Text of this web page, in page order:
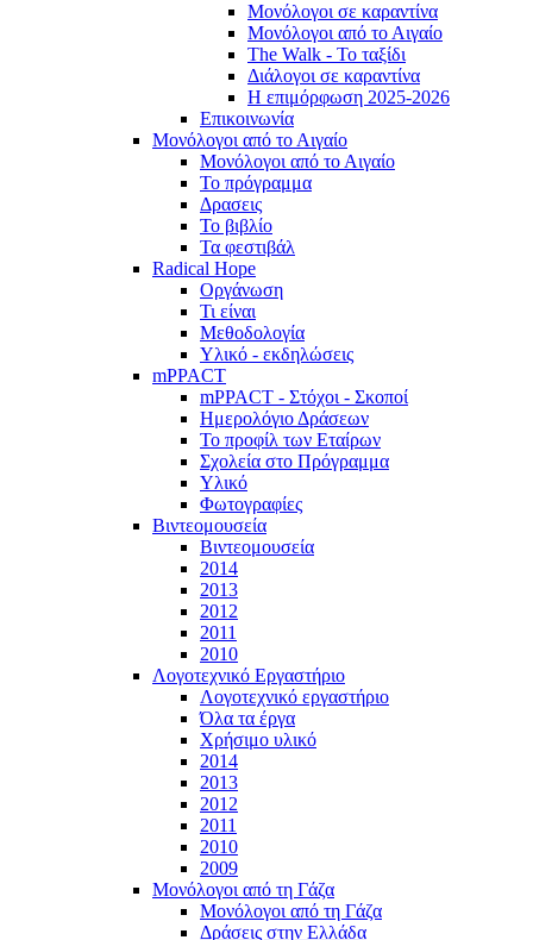
Μονόλογοι σε καραντίνα
Μονόλογοι από το Αιγαίο
The Walk - Το ταξίδι
Διάλογοι σε καραντίνα
Η επιμόρφωση 2025-2026
Επικοινωνία
Μονόλογοι από το Αιγαίο
Μονόλογοι από το Αιγαίο
Το πρόγραμμα
Δρασεις
Το βιβλίο
Τα φεστιβάλ
Radical Hope
Οργάνωση
Τι είναι
Μεθοδολογία
Υλικό - εκδηλώσεις
mPPACT
mPPACT - Στόχοι - Σκοποί
Ημερολόγιο Δράσεων
Το προφίλ των Εταίρων
Σχολεία στο Πρόγραμμα
Υλικό
Φωτογραφίες
Βιντεομουσεία
Βιντεομουσεία
2014
2013
2012
2011
2010
Λογοτεχνικό Εργαστήριο
Λογοτεχνικό εργαστήριο
Όλα τα έργα
Χρήσιμο υλικό
2014
2013
2012
2011
2010
2009
Μονόλογοι από τη Γάζα
Μονόλογοι από τη Γάζα
Δράσεις στην Ελλάδα